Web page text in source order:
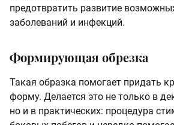
предотвратить развитие
заболеваний и инфекций.
Формирующая обрезка
Такая образка помогает придать
форму. Делается это не только в
но и в практических: процедура